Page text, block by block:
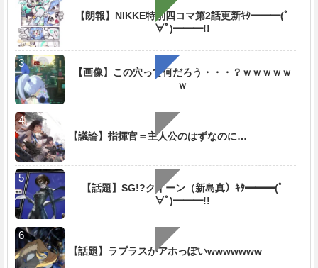
【朗報】NIKKE特別四コマ第2話更新ｷﾀ━━━(ﾟ
∀ﾟ)━━━!!
【画像】この穴って何だろう・・・？ｗｗｗｗｗ
ｗ
【議論】指揮官＝主人公のはずなのに…
【話題】SG!?クイーン（新島真）ｷﾀ━━━(ﾟ
∀ﾟ)━━━!!
【話題】ラプラスがアホっぽいwwwwwww